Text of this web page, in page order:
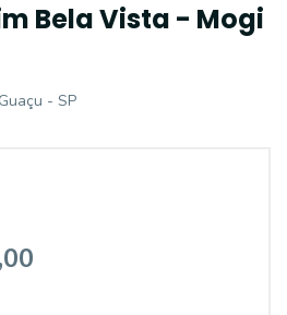
Bela Vista - Mogi
- SP